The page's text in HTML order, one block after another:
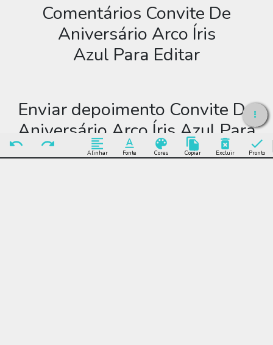
Alinhar Fonte Cores Copiar Excluir Pronto
Comentários Convite De
Aniversário Arco Íris
Azul Para Editar
Enviar depoimento Convite De
Aniversário Arco Íris Azul Para
Editar